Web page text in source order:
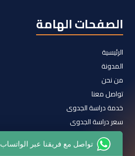
الصفحات الهامة
الرئيسية
المدونة
من نحن
تواصل معنا
خدمة دراسة الجدوى
سعر دراسة الجدوى
سياسة الخصوصية
الشروط والأحكامتواصل مع فريقنا عبر الواتساب